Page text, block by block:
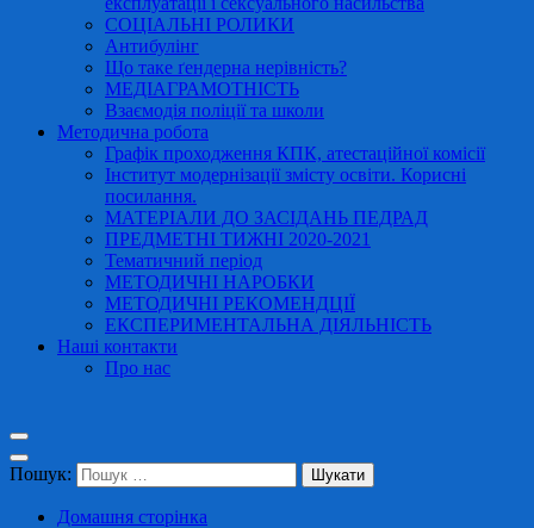
СОЦІАЛЬНІ РОЛИКИ
Антибулінг
Що таке ґендерна нерівність?
МЕДІАГРАМОТНІСТЬ
Взаємодія поліції та школи
Методична робота
Графік проходження КПК, атестаційної комісії
Інститут модернізації змісту освіти. Корисні
посилання.
МАТЕРІАЛИ ДО ЗАСІДАНЬ ПЕДРАД
ПРЕДМЕТНІ ТИЖНІ 2020-2021
Тематичний період
МЕТОДИЧНІ НАРОБКИ
МЕТОДИЧНІ РЕКОМЕНДЦІЇ
ЕКСПЕРИМЕНТАЛЬНА ДІЯЛЬНІСТЬ
Наші контакти
Про нас
Пошук:
Домашня сторінка